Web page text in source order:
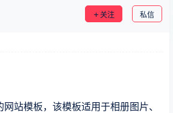
关注 私信
站模板，该模板适用于相册图片、